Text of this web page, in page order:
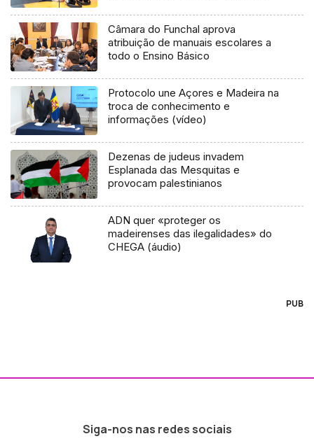
Câmara do Funchal aprova
atribuição de manuais escolares a
todo o Ensino Básico
Protocolo une Açores e Madeira na
troca de conhecimento e
informações (vídeo)
Dezenas de judeus invadem
Esplanada das Mesquitas e
provocam palestinianos
ADN quer «proteger os
madeirenses das ilegalidades» do
CHEGA (áudio)
PUB
Siga-nos nas redes sociais